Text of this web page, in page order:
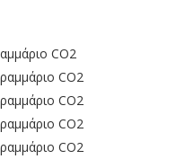
CO2
CO2
CO2
CO2
CO2